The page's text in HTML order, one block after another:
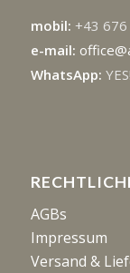
mobil: +43
e-mail:
WhatsApp: YES!
AGBs
Impressum
Versand &